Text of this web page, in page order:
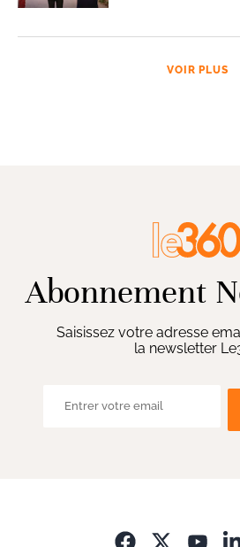
VOIR PLUS
Abonnement
Saisissez votre adresse
la newsletter